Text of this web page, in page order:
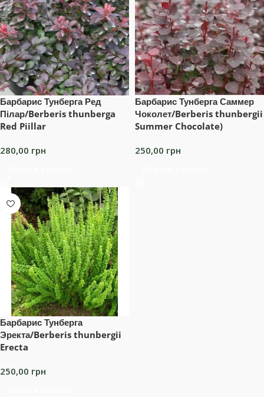
Барбарис Тунберга Ред
Пілар/Berberis thunberga
Red Piillar
280,00 грн
Барбарис Тунберга Саммер
Чоколет/Berberis thunbergii
Summer Chocolate)
250,00 грн
Барбарис Тунберга
Эректа/Berberis thunbergii
Erecta
250,00 грн